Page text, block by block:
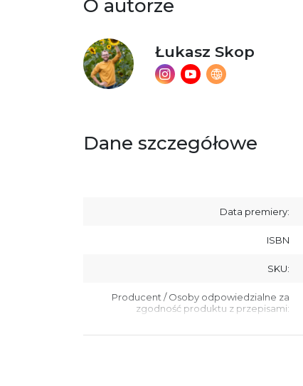
O autorze
Łukasz Skop
Dane szczegółowe
Data premiery:
ISBN
SKU:
Producent / Osoby odpowiedzialne za
zgodność produktu z przepisami: